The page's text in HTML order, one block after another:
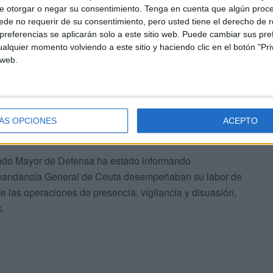
otorgar o negar su consentimiento. Tenga en cuenta que algún
no requerir de su consentimiento, pero usted tiene el derecho de
se aplicarán solo a este sitio web. Puede cambiar sus
momento volviendo a este sitio y haciendo clic en el botón
OPCIONES ACEPTO
para la defensa del territorio, y estas operaciones
constante sobre la situación, lo que
acciones hostiles.
Vigilancia y Disuasión, estas “son una herramienta
de soberanía, lo que permite detectar
inmediata y viable ante una potencial crisis”.
Mayor de Defensa ha estado informando
General de Ceuta desempeñaban su labor de
las operaciones de presencia, vigilancia y disuasión,